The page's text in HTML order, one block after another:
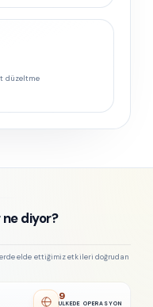
düzeltme
diyor?
elde ettiğimiz etkileri doğrudan
9
ÜLKEDE OPERASYON